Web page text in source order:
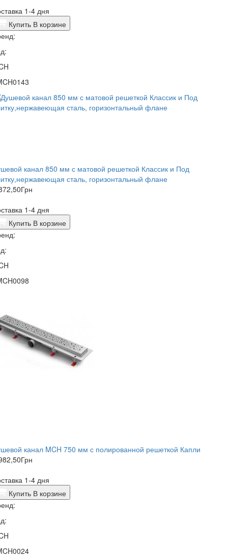
1-4 дня
Купить В корзине
канал 850 мм с матовой решеткой Классик и Под
сталь, горизонтальный флане
Грн
1-4 дня
Купить В корзине
канал MCH 750 мм с полированной решеткой Капли
Грн
1-4 дня
Купить В корзине